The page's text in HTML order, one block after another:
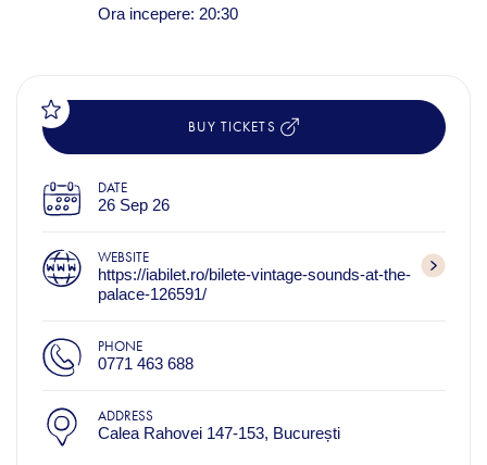
Ora incepere: 20:30
BUY TICKETS
DATE
26 Sep 26
WEBSITE
https://iabilet.ro/bilete-vintage-sounds-at-the-
palace-126591/
PHONE
0771 463 688
ADDRESS
Calea Rahovei 147-153, București